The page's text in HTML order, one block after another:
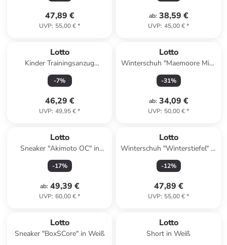
47,89 €
UVP: 55,00 €*
ab: 38,59 €
UVP: 45,00 €*
Lotto
Kinder Trainingsanzug
"Trainingsanzug" in Blau
-7%
46,29 €
UVP: 49,95 €*
Lotto
Winterschuh "Maemoore Mid"
in Braun
-31%
ab: 34,09 €
UVP: 50,00 €*
Lotto
Sneaker "Akimoto OC" in
Weiß
-17%
ab: 49,39 €
UVP: 60,00 €*
Lotto
Winterschuh "Winterstiefel" in
Beige
-12%
47,89 €
UVP: 55,00 €*
Lotto
Sneaker "BoxSCore" in Weiß
Lotto
Short in Weiß